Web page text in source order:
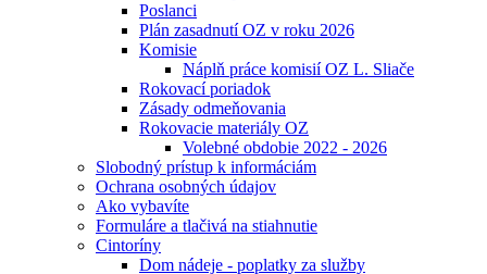
Poslanci
Plán zasadnutí OZ v roku 2026
Komisie
Náplň práce komisií OZ L. Sliače
Rokovací poriadok
Zásady odmeňovania
Rokovacie materiály OZ
Volebné obdobie 2022 - 2026
Slobodný prístup k informáciám
Ochrana osobných údajov
Ako vybavíte
Formuláre a tlačivá na stiahnutie
Cintoríny
Dom nádeje - poplatky za služby